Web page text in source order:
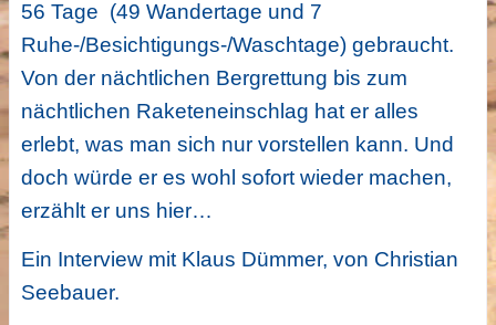
56 Tage (49 Wandertage und 7
Ruhe-/Besichtigungs-/Waschtage) gebraucht.
Von der nächtlichen Bergrettung bis zum
nächtlichen Raketeneinschlag hat er alles
erlebt, was man sich nur vorstellen kann. Und
doch würde er es wohl sofort wieder machen,
erzählt er uns hier…
Ein Interview mit Klaus Dümmer, von Christian
Seebauer.